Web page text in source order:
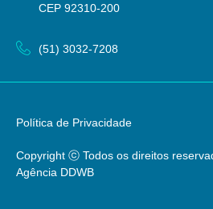
CEP 92310-200
(51) 3032-7208
Política de Privacidade
Copyright ⓒ Todos os direitos
Agência DDWB